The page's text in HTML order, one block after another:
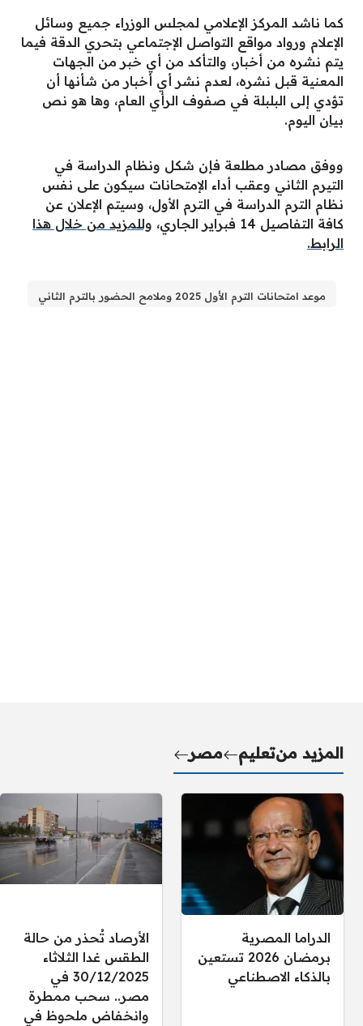
كما ناشد المركز الإعلامي لمجلس الوزراء جميع وسائل
الإعلام ورواد مواقع التواصل الإجتماعي بتحري الدقة فيما
يتم نشره من أخبار، والتأكد من أي خبر من الجهات
المعنية قبل نشره، لعدم نشر أي أخبار من شأنها أن
تؤدي إلى البلبلة في صفوف الرأي العام، وها هو نص
بيان اليوم.
ووفق مصادر مطلعة فإن شكل ونظام الدراسة في
التيرم الثاني وعقب أداء الإمتحانات سيكون على نفس
نظام الترم الدراسة في الترم الأول، وسيتم الإعلان عن
كافة التفاصيل 14 فبراير الجاري،
وللمزيد من خلال هذا
الرابط.
موعد امتحانات الترم الأول 2025 وملامح الحضور بالترم الثاني
المزيد منتعليم مصر
الدراما المصرية
برمضان 2026 تستعين
بالذكاء الاصطناعي
الأرصاد تُحذر من حالة
الطقس غدا الثلاثاء
30/12/2025 في
مصر.. سحب ممطرة
وانخفاض ملحوظ في